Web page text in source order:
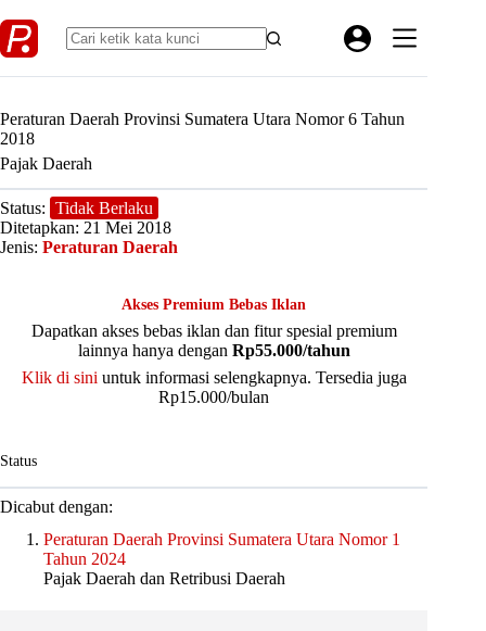
to
content
Peraturan Daerah Provinsi Sumatera Utara Nomor 6 Tahun
2018
Pajak Daerah
Status: Tidak Berlaku
Ditetapkan: 21 Mei 2018
Jenis: Peraturan Daerah
Akses Premium Bebas Iklan
Dapatkan akses bebas iklan dan fitur spesial premium
lainnya hanya dengan Rp55.000/tahun
Klik di sini untuk informasi selengkapnya. Tersedia juga
Rp15.000/bulan
Status
Dicabut dengan:
Peraturan Daerah Provinsi Sumatera Utara Nomor 1
Tahun 2024
Pajak Daerah dan Retribusi Daerah